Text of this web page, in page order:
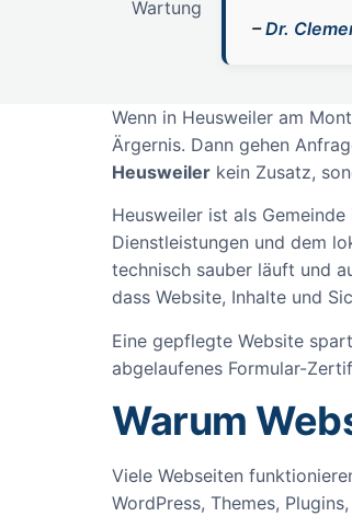
–Dr.
Wenn in Heusweiler am
Ärgernis. Dann gehen
Heusweiler kein Zusatz,
Heusweiler ist als
Dienstleistungen und dem
technisch sauber läuft und
dass Website, Inhalte und
Eine gepflegte Website
abgelaufenes Formular-
Warum
Viele Webseiten
WordPress, Themes,